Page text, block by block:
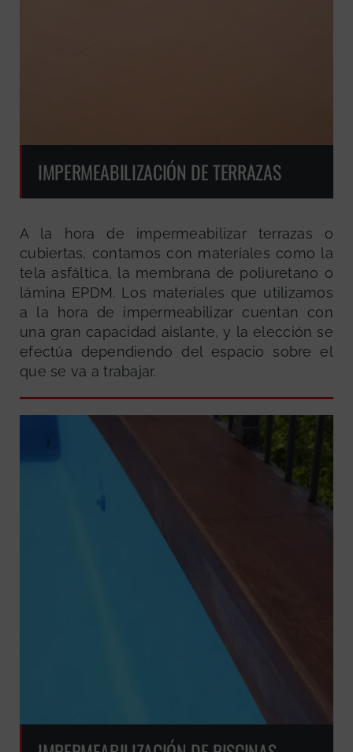
IMPERMEABILIZACIÓN DE TERRAZAS
A la hora de impermeabilizar terrazas o
cubiertas, contamos con materiales como la
tela asfáltica, la membrana de poliuretano o
lámina EPDM. Los materiales que utilizamos
a la hora de impermeabilizar cuentan con
una gran capacidad aislante, y la elección se
efectúa dependiendo del espacio sobre el
que se va a trabajar.